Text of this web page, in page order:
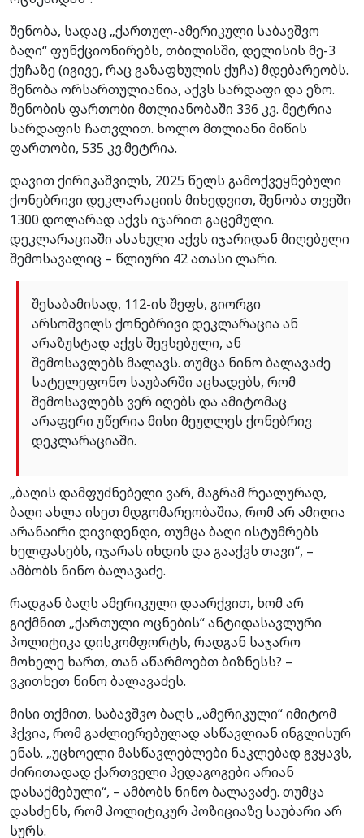
შენობა, სადაც „ქართულ-ამერიკული საბავშვო
ბაღი“ ფუნქციონირებს, თბილისში, დელისის მე-3
ქუჩაზე (იგივე, რაც გაზაფხულის ქუჩა) მდებარეობს.
შენობა ორსართულიანია, აქვს სარდაფი და ეზო.
შენობის ფართობი მთლიანობაში 336 კვ. მეტრია
სარდაფის ჩათვლით. ხოლო მთლიანი მიწის
ფართობი, 535 კვ.მეტრია.
დავით ქირიკაშვილს, 2025 წელს გამოქვეყნებული
ქონებრივი დეკლარაციის მიხედვით, შენობა თვეში
1300 დოლარად აქვს იჯარით გაცემული.
დეკლარაციაში ასახული აქვს იჯარიდან მიღებული
შემოსავალიც – წლიური 42 ათასი ლარი.
შესაბამისად, 112-ის შეფს, გიორგი
არსოშვილს ქონებრივი დეკლარაცია ან
არაზუსტად აქვს შევსებული, ან
შემოსავლებს მალავს. თუმცა ნინო ბალავაძე
სატელეფონო საუბარში აცხადებს, რომ
შემოსავლებს ვერ იღებს და ამიტომაც
არაფერი უწერია მისი მეუღლეს ქონებრივ
დეკლარაციაში.
„ბაღის დამფუძნებელი ვარ, მაგრამ რეალურად,
ბაღი ახლა ისეთ მდგომარეობაშია, რომ არ ამიღია
არანაირი დივიდენდი, თუმცა ბაღი ისტუმრებს
ხელფასებს, იჯარას იხდის და გააქვს თავი“, –
ამბობს ნინო ბალავაძე.
რადგან ბაღს ამერიკული დაარქვით, ხომ არ
გიქმნით „ქართული ოცნების“ ანტიდასავლური
პოლიტიკა დისკომფორტს, რადგან საჯარო
მოხელე ხართ, თან აწარმოებთ ბიზნესს? –
ვკითხეთ ნინო ბალავაძეს.
მისი თქმით, საბავშვო ბაღს „ამერიკული“ იმიტომ
ჰქვია, რომ გაძლიერებულად ასწავლიან ინგლისურ
ენას. „უცხოელი მასწავლებლები ნაკლებად გვყავს,
ძირითადად ქართველი პედაგოგები არიან
დასაქმებული“, – ამბობს ნინო ბალავაძე. თუმცა
დასძენს, რომ პოლიტიკურ პოზიციაზე საუბარი არ
სურს.